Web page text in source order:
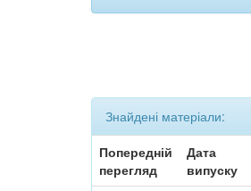
Знайдені матеріали:
Попередній
перегляд
Дата
випуску